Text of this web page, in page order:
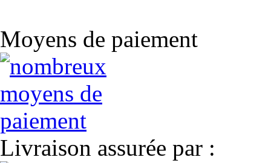
Moyens de paiement
Livraison assurée par :